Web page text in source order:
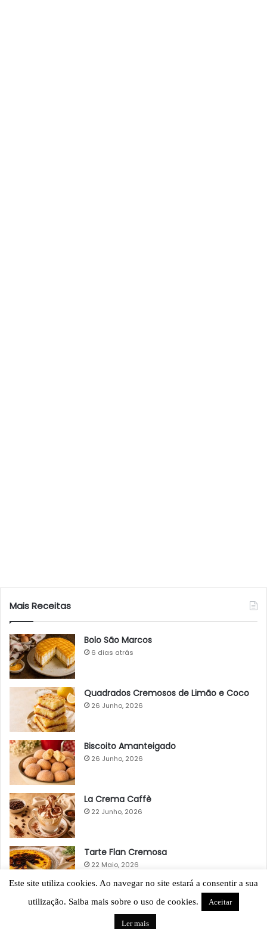
Mais Receitas
Bolo São Marcos
6 dias atrás
Quadrados Cremosos de Limão e Coco
26 Junho, 2026
Biscoito Amanteigado
26 Junho, 2026
La Crema Caffè
22 Junho, 2026
Tarte Flan Cremosa
22 Maio, 2026
Este site utiliza cookies. Ao navegar no site estará a consentir a sua
utilização. Saiba mais sobre o uso de cookies.
Aceitar
Ler mais